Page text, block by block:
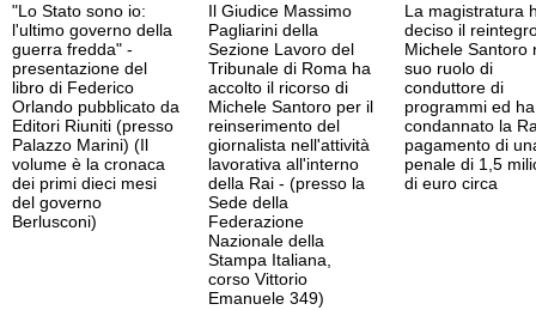
"Lo Stato sono io:
l'ultimo governo della
guerra fredda" -
presentazione del
libro di Federico
Orlando pubblicato da
Editori Riuniti (presso
Palazzo Marini) (Il
volume è la cronaca
dei primi dieci mesi
del governo
Berlusconi)
Il Giudice Massimo
Pagliarini della
Sezione Lavoro del
Tribunale di Roma ha
accolto il ricorso di
Michele Santoro per il
reinserimento del
giornalista nell'attività
lavorativa all'interno
della Rai - (presso la
Sede della
Federazione
Nazionale della
Stampa Italiana,
corso Vittorio
Emanuele 349)
La magistratura
deciso il
Michele Santoro
suo ruolo di
conduttore di
programmi ed ha
condannato la
pagamento di
penale di 1,5
di euro circa